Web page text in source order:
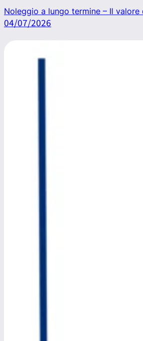
Noleggio a lungo termine – Il valore
04/07/2026